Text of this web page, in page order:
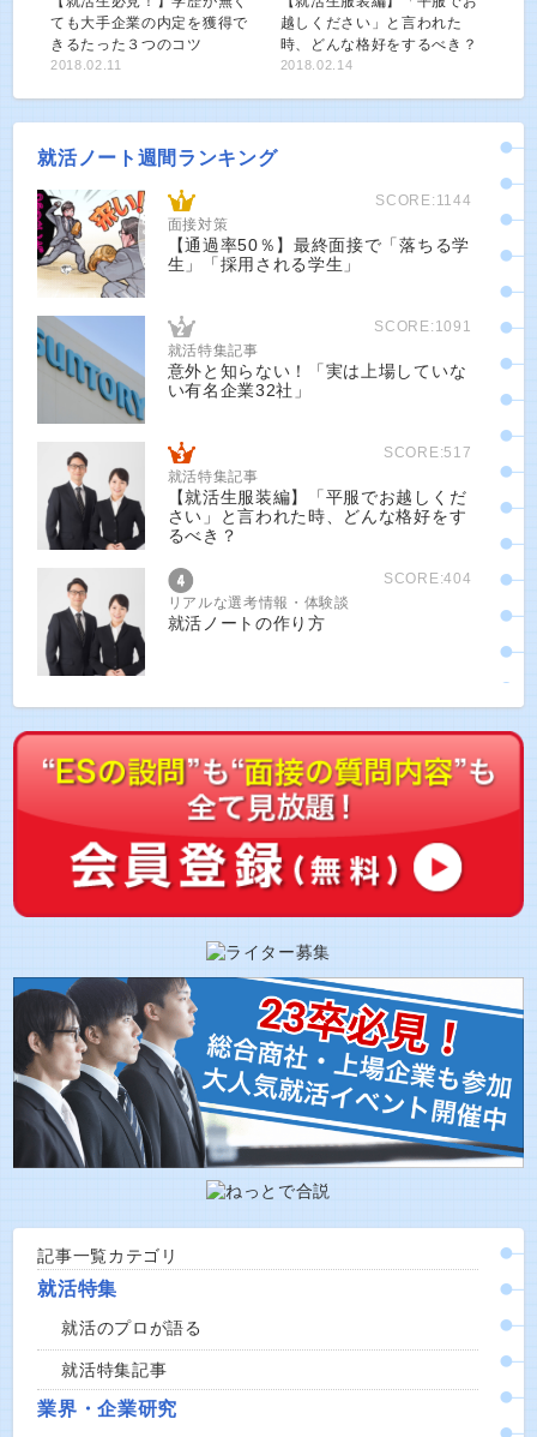
ても大手企業の内定を獲得で
きるたった３つのコツ
2018.02.11
越しください」と言われた
時、どんな格好をするべき？
2018.02.14
就活ノート週間ランキング
SCORE:1144
面接対策
【通過率50％】最終面接で「落ちる学
生」「採用される学生」
SCORE:1091
就活特集記事
意外と知らない！「実は上場していな
い有名企業32社」
SCORE:517
就活特集記事
【就活生服装編】「平服でお越しくだ
さい」と言われた時、どんな格好をす
るべき？
SCORE:404
リアルな選考情報・体験談
就活ノートの作り方
記事一覧カテゴリ
就活特集
就活のプロが語る
就活特集記事
業界・企業研究